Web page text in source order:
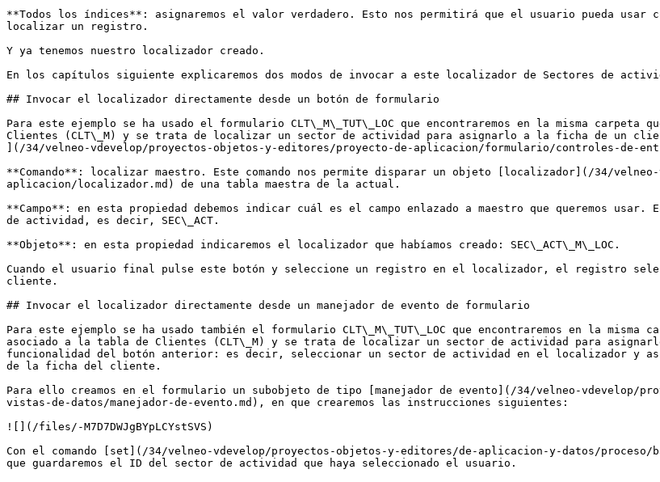
**Todos los índices**: asignaremos el valor verdadero. Esto nos permitirá que el usuario pueda
localizar un registro.
Y ya tenemos nuestro localizador creado.
En los capítulos siguiente explicaremos dos modos de invocar a este localizador de Sectores de
## Invocar el localizador directamente desde un botón de formulario
Para este ejemplo se ha usado el formulario CLT\_M\_TUT\_LOC que encontraremos en la misma
Clientes (CLT\_M) y se trata de localizar un sector de actividad para asignarlo a la ficha de un
](/34/velneo-vdevelop/proyectos-objetos-y-editores/proyecto-de-aplicacion/formulario/controles-de-
**Comando**: localizar maestro. Este comando nos permite disparar un objeto [localizador](/34/
aplicacion/localizador.md) de una tabla maestra de la actual.
**Campo**: en esta propiedad debemos indicar cuál es el campo enlazado a maestro que queremos
de actividad, es decir, SEC\_ACT.
**Objeto**: en esta propiedad indicaremos el localizador que habíamos creado: SEC\_ACT\_M\_LOC.
Cuando el usuario final pulse este botón y seleccione un registro en el localizador, el registro
cliente.
## Invocar el localizador directamente desde un manejador de evento de formulario
Para este ejemplo se ha usado también el formulario CLT\_M\_TUT\_LOC que encontraremos en la
asociado a la tabla de Clientes (CLT\_M) y se trata de localizar un sector de actividad para
funcionalidad del botón anterior: es decir, seleccionar un sector de actividad en el localizador y
de la ficha del cliente.
Para ello creamos en el formulario un subobjeto de tipo [manejador de evento](/34/velneo-vdevelop/
vistas-de-datos/manejador-de-evento.md), en que crearemos las instrucciones siguientes:
![](/files/-M7D7DWJgBYpLCYstSVS)
Con el comando [set](/34/velneo-vdevelop/proyectos-objetos-y-editores/de-aplicacion-y-datos/
que guardaremos el ID del sector de actividad que haya seleccionado el usuario.